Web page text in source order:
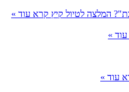
המלצה לטיול קיץקרא עוד »
»
עוד »